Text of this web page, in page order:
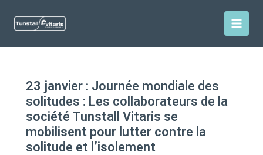
contenu
23 janvier : Journée mondiale des
solitudes : Les collaborateurs de la
société Tunstall Vitaris se
mobilisent pour lutter contre la
solitude et l’isolement